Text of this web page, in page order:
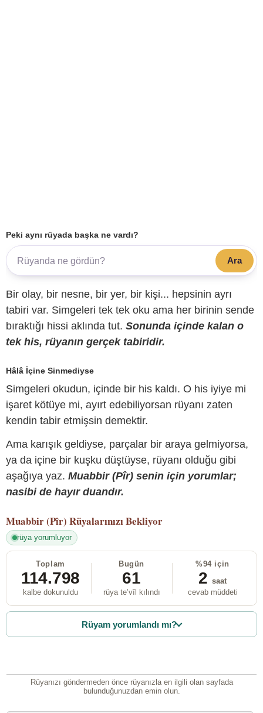
Peki aynı rüyada başka ne vardı?
Ara
Bir olay, bir nesne, bir yer, bir kişi... hepsinin ayrı
tabiri var. Simgeleri tek tek oku ama her birinin sende
bıraktığı hissi aklında tut. Sonunda içinde kalan o
tek his, rüyanın gerçek tabiridir.
Hâlâ İçine Sinmediyse
Simgeleri okudun, içinde bir his kaldı. O his iyiye mi
işaret kötüye mi, ayırt edebiliyorsan rüyanı zaten
kendin tabir etmişsin demektir.
Ama karışık geldiyse, parçalar bir araya gelmiyorsa,
ya da içine bir kuşku düştüyse, rüyanı olduğu gibi
aşağıya yaz. Muabbir (Pîr) senin için yorumlar;
nasibi de hayır duandır.
Muabbir (Pîr) Rüyalarınızı Bekliyor
rüya yorumluyor
Toplam
114.798
kalbe dokunuldu
Bugün
61
rüya te’vîl kılındı
%94 için
2 saat
cevab müddeti
Rüyam yorumlandı mı?
Rüyanızı göndermeden önce rüyanızla en ilgili olan sayfada
bulunduğunuzdan emin olun.